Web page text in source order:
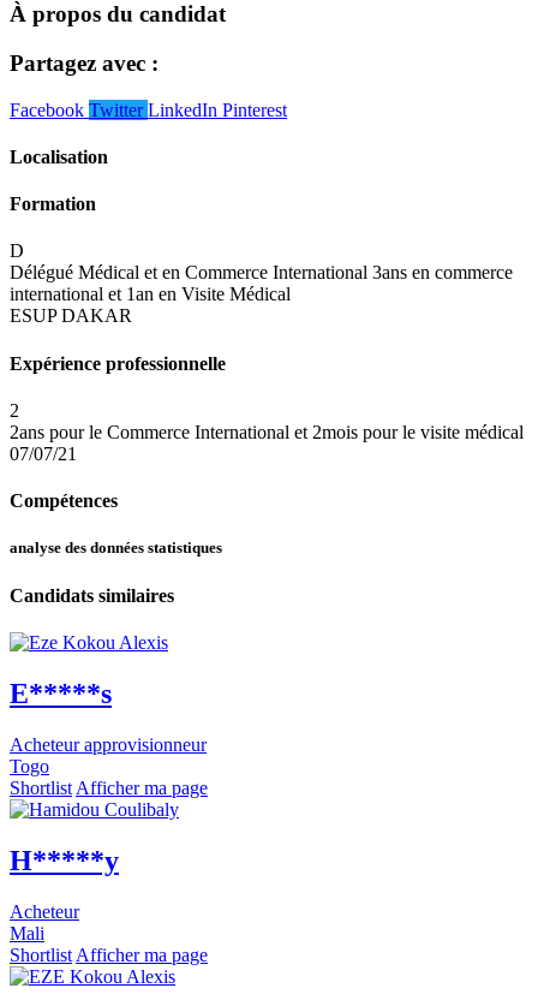
À propos du candidat
Partagez avec :
Facebook TwitterLinkedIn Pinterest
Localisation
Formation
D
Délégué Médical et en Commerce International 3ans en commerce
international et 1an en Visite Médical
ESUP DAKAR
Expérience professionnelle
2
2ans pour le Commerce International et 2mois pour le visite médical
07/07/21
Compétences
analyse des données statistiques
Candidats similaires
E*****s
Acheteur approvisionneur
Togo
Shortlist Afficher ma page
H*****y
Acheteur
Mali
Shortlist Afficher ma page